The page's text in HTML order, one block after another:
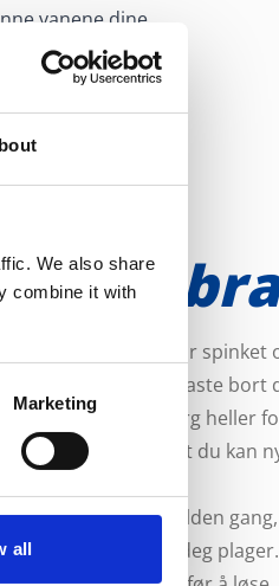
We also share
combine it with
Marketing
all
vanene dine
planlagt, og du har spinket
det unødvendig å kaste bort
å ha det vondt. Sørg heller
til problemet, slik at du kan
halsbrann en sjelden
livsstilen som gir deg